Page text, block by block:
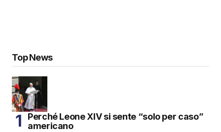
Top News
Perché Leone XIV si sente “solo per caso”
americano